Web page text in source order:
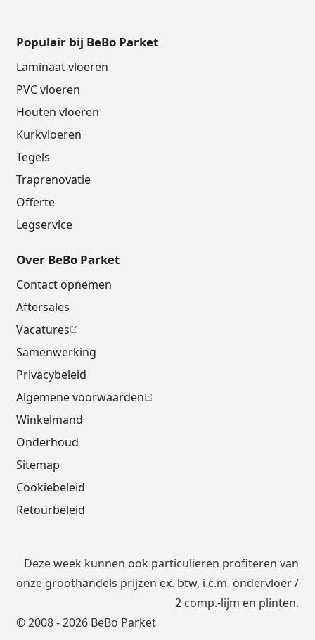
Populair bij BeBo Parket
Laminaat vloeren
PVC vloeren
Houten vloeren
Kurkvloeren
Tegels
Traprenovatie
Offerte
Legservice
Over BeBo Parket
Contact opnemen
Aftersales
Vacatures
Samenwerking
Privacybeleid
Algemene voorwaarden
Winkelmand
Onderhoud
Sitemap
Cookiebeleid
Retourbeleid
© 2008 - 2026 BeBo Parket
Deze week kunnen ook particulieren profiteren van
onze groothandels prijzen ex. btw, i.c.m. ondervloer/
2 comp.-lijm en plinten.